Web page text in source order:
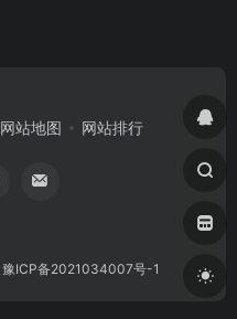
网站地图 网站排行
豫ICP备2021034007号-1